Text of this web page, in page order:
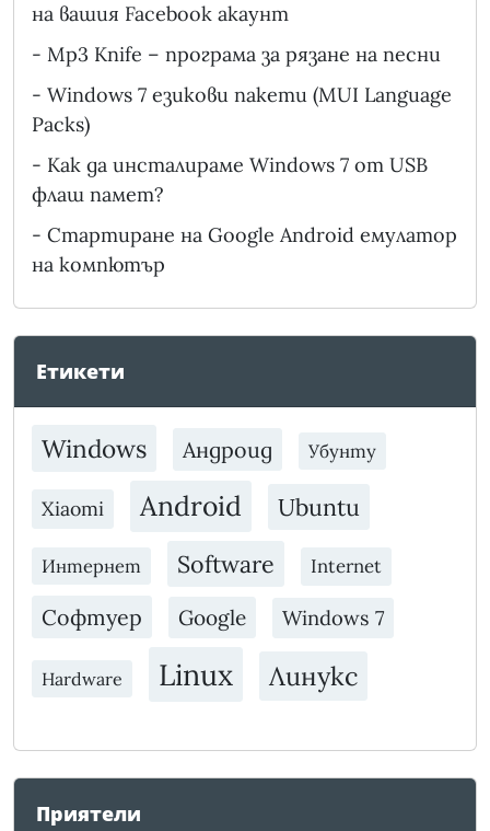
на вашия Facebook акаунт
- Mp3 Knife – програма за рязане на песни
- Windows 7 езикови пакети (MUI Language
Packs)
- Как да инсталираме Windows 7 от USB
флаш памет?
- Стартиране на Google Android емулатор
на компютър
Етикети
Windows Андроид Убунту
Xiaomi Android Ubuntu
Интернет Software Internet
Софтуер Google Windows 7
Hardware Linux Линукс
Приятели